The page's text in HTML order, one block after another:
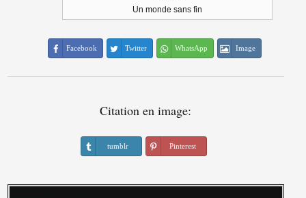
Un monde sans fin
Facebook Twitter WhatsApp Image
Citation en image:
tumblr Pinterest